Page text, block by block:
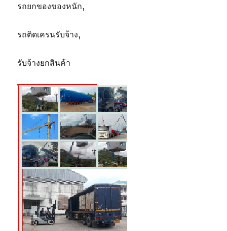
รถยกของของหนัก,
รถติดเครนรับจ้าง,
รับจ้างยกสินค้า